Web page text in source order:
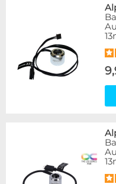
Accessoires pour
Marque
Alphacool
DocMicro
Mayhems
Monsoon